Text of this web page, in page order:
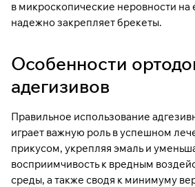
в микроскопические неровности на
надежно закрепляет брекеты.
Особенности
адегизивов
Правильное использование
играет важную роль в успешном
прикусом, укрепляя эмаль и
восприимчивость к вредным
среды, а также сводя к минимуму